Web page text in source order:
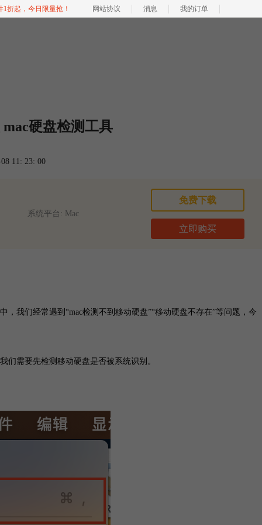
折起，今日限量抢！ 网站协议 消息 我的订单
硬盘检测工具
11: 23: 00
系统平台: Mac
免费下载
立即购买
我们经常遇到“mac检测不到移动硬盘”“移动硬盘不存在”等问题，今
们需要先检测移动硬盘是否被系统识别。